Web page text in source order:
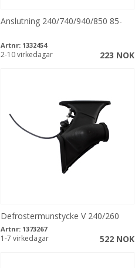
Anslutning 240/740/940/850 85-
Artnr: 1332454
223 NOK
2-10 virkedagar
Defrostermunstycke V 240/260
Artnr: 1373267
522 NOK
1-7 virkedagar